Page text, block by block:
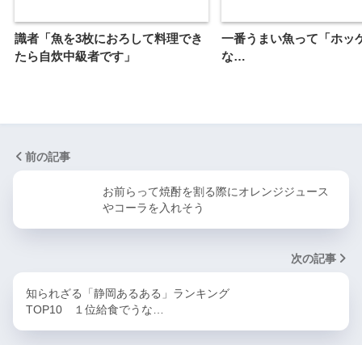
識者「魚を3枚におろして料理でき
たら自炊中級者です」
一番うまい魚って「ホッ
な…
前の記事
お前らって焼酎を割る際にオレンジジュース
やコーラを入れそう
次の記事
知られざる「静岡あるある」ランキング
TOP10 １位給食でうな…